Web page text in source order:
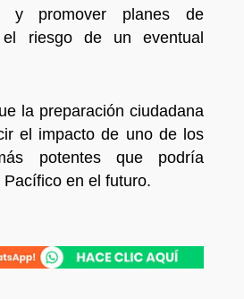
y promover planes de
el riesgo de un eventual
la preparación ciudadana
el impacto de uno de los
potentes que podría
en el futuro.